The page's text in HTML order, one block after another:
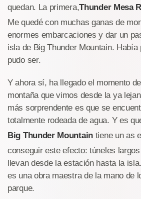
quedan. La primera,Thunder Mesa
Me quedé con muchas ganas de
enormes embarcaciones y dar un
isla de Big Thunder Mountain.
pudo ser.
Y ahora sí, ha llegado el momento
montaña que vimos desde la ya
más sorprendente es que se
totalmente rodeada de agua. Y es
Big Thunder Mountain tiene un as
conseguir este efecto: túneles
llevan desde la estación hasta la
es una obra maestra de la mano de
parque.